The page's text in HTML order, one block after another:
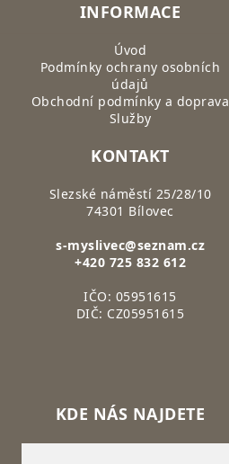
INFORMACE
Úvod
Podmínky ochrany osobních
údajů
Obchodní podmínky a doprava
Služby
KONTAKT
Slezské náměstí 25/28/10
74301 Bílovec
s-myslivec@seznam.cz
+420 725 832 612
IČO: 05951615
DIČ: CZ05951615
KDE NÁS NAJDETE